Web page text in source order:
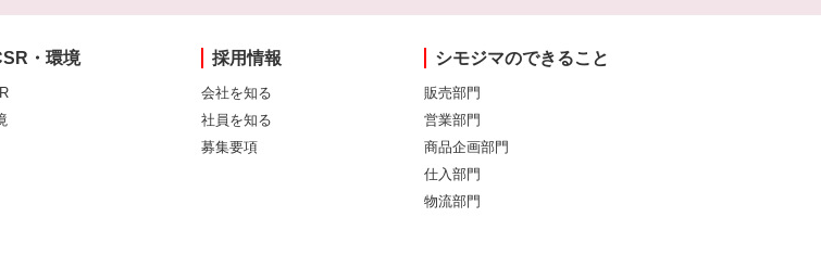
・環境 採用情報
会社を知る
社員を知る
募集要項
シモジマのできること
販売部門
営業部門
商品企画部門
仕入部門
物流部門